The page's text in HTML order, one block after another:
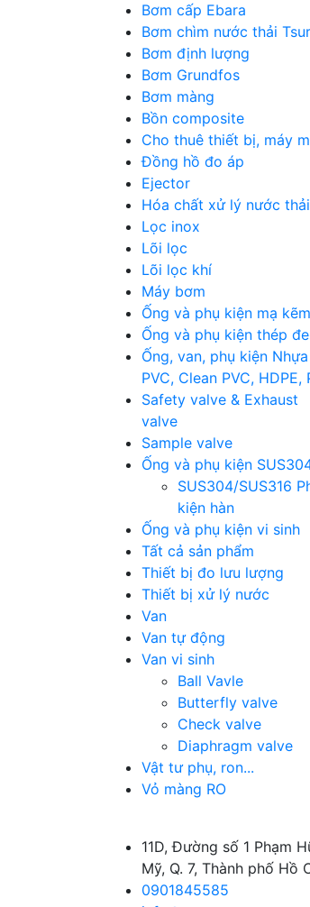
Bơm cấp Ebara
Bơm chìm nước thải
Bơm định lượng
Bơm Grundfos
Bơm màng
Bồn composite
Cho thuê thiết bị, máy
Đồng hồ đo áp
Ejector
Hóa chất xử lý nước thải
Lọc inox
Lõi lọc
Lõi lọc khí
Máy bơm
Ống và phụ kiện mạ kẽm
Ống và phụ kiện thép
Ống, van, phụ kiện Nhựa
PVC, Clean PVC, HDPE,
Safety valve & Exhaust
valve
Sample valve
Ống và phụ kiện
SUS304/SUS316
kiện hàn
Ống và phụ kiện vi sinh
Tất cả sản phẩm
Thiết bị đo lưu lượng
Thiết bị xử lý nước
Van
Van tự động
Van vi sinh
Ball Vavle
Butterfly valve
Check valve
Diaphragm valve
Vật tư phụ, ron...
Vỏ màng RO
11D, Đường số 1 Phạm
Mỹ, Q. 7, Thành phố Hồ
0901845585